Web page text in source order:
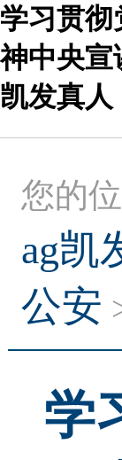
学习贯
神中央宣
凯发真人
您的位
ag凯
公安
学